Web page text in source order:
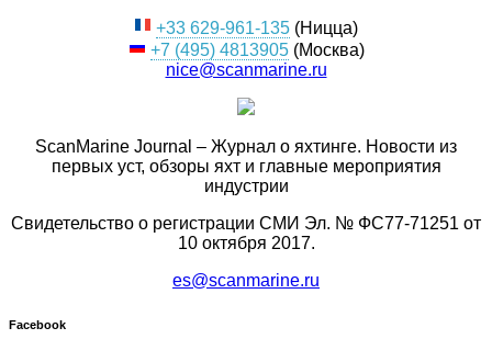
+33 629-961-135 (Ницца)
+7 (495) 4813905(Москва)
nice@scanmarine.ru
ScanMarine Journal – Журнал о яхтинге. Новости из
первых уст, обзоры яхт и главные мероприятия
индустрии
Свидетельство о регистрации СМИ Эл. № ФС77-71251 от
10 октября 2017.
es@scanmarine.ru
Facebook